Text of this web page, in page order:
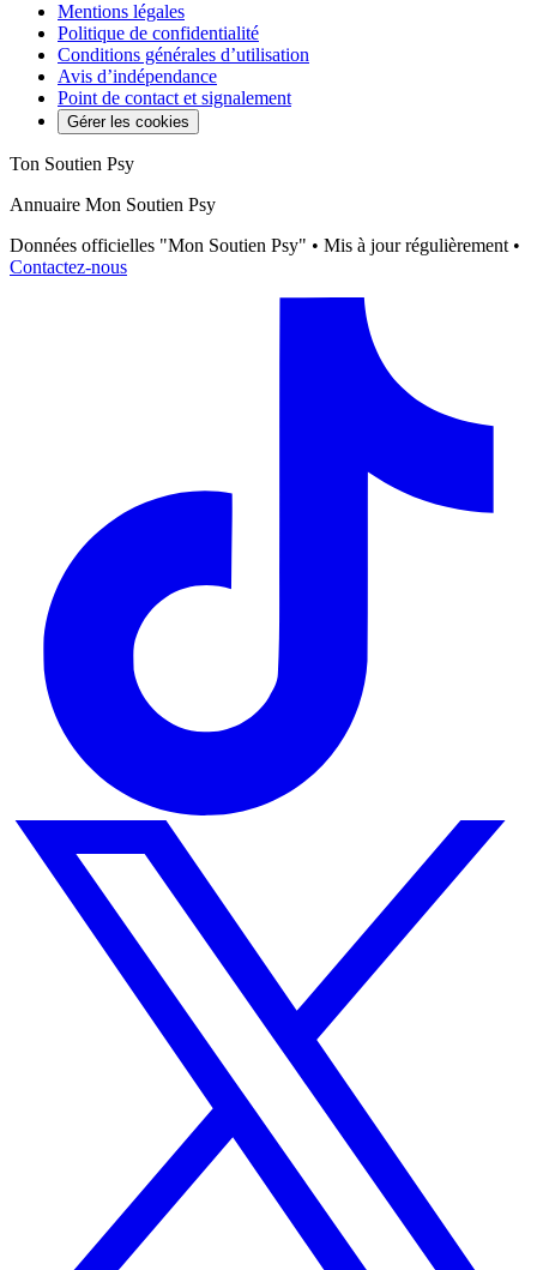
Mentions légales
Politique de confidentialité
Conditions générales d’utilisation
Avis d’indépendance
Point de contact et signalement
Gérer les cookies
Ton Soutien Psy
Annuaire Mon Soutien Psy
Données officielles "Mon Soutien Psy" • Mis à jour régulièrement •
Contactez-nous